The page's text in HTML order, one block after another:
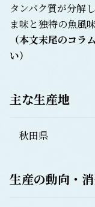
タンパク質が分解
ま味と独特の魚風
（本文末尾のコラ
い）
主な生産地
秋田県
生産の動向・